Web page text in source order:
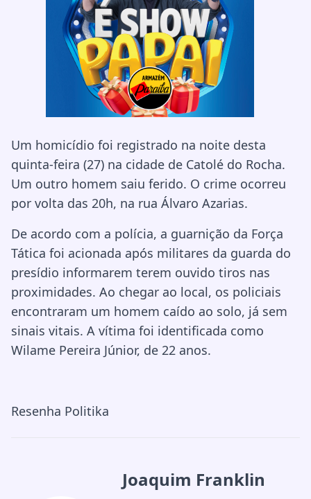
Um homicídio foi registrado na noite desta
quinta-feira (27) na cidade de Catolé do Rocha.
Um outro homem saiu ferido. O crime ocorreu
por volta das 20h, na rua Álvaro Azarias.
De acordo com a polícia, a guarnição da Força
Tática foi acionada após militares da guarda do
presídio informarem terem ouvido tiros nas
proximidades. Ao chegar ao local, os policiais
encontraram um homem caído ao solo, já sem
sinais vitais. A vítima foi identificada como
Wilame Pereira Júnior, de 22 anos.
Resenha Politika
Joaquim Franklin